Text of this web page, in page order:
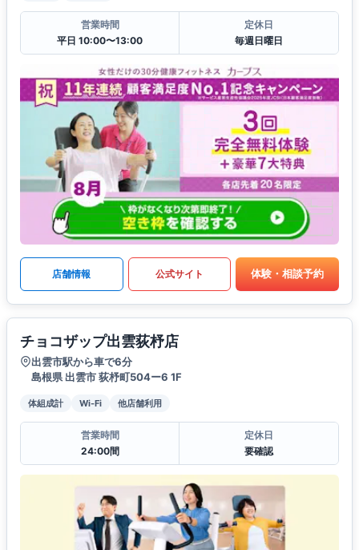
営業時間
平日 10:00〜13:00
定休日
毎週日曜日
店舗情報 公式サイト 体験・相談予約
チョコザップ出雲荻杼店
出雲市駅から車で6分
島根県 出雲市 荻杼町504ー6 1F
体組成計 Wi-Fi 他店舗利用
営業時間
24:00間
定休日
要確認